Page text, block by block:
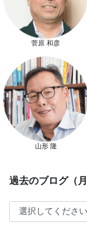
菅原 和彦
山形 隆